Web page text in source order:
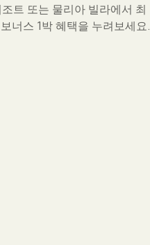
트 또는 물리아 빌라에서 최
너스 1박 혜택을 누려보세요.